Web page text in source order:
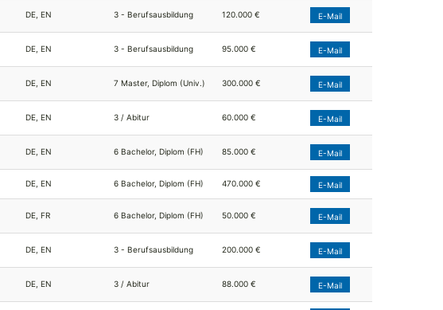
DE, EN 3 - Berufsausbildung 120.000 € E-Mail
DE, EN 3 - Berufsausbildung 95.000 € E-Mail
DE, EN 7 Master, Diplom (Univ.) 300.000 € E-Mail
DE, EN 3 / Abitur 60.000 € E-Mail
DE, EN 6 Bachelor, Diplom (FH) 85.000 € E-Mail
DE, EN 6 Bachelor, Diplom (FH) 470.000 € E-Mail
DE, FR 6 Bachelor, Diplom (FH) 50.000 € E-Mail
DE, EN 3 - Berufsausbildung 200.000 € E-Mail
DE, EN 3 / Abitur 88.000 € E-Mail